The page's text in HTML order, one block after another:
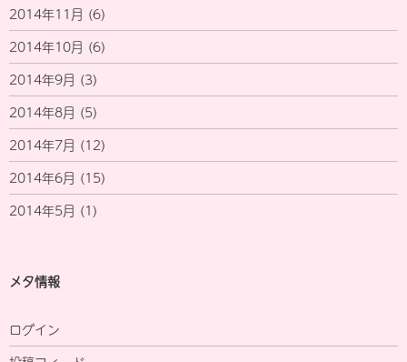
2014年11月 (6)
2014年10月 (6)
2014年9月 (3)
2014年8月 (5)
2014年7月 (12)
2014年6月 (15)
2014年5月 (1)
メタ情報
ログイン